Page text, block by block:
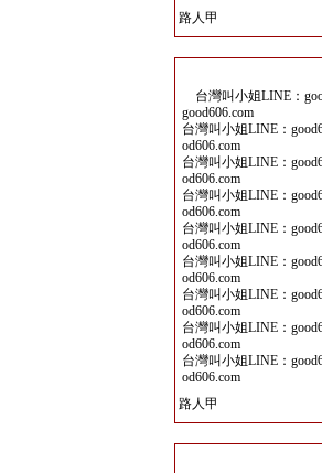
路人甲
台灣叫小姐LINE：
good606.com
台灣叫小姐LINE：
od606.com
台灣叫小姐LINE：
od606.com
台灣叫小姐LINE：
od606.com
台灣叫小姐LINE：
od606.com
台灣叫小姐LINE：
od606.com
台灣叫小姐LINE：
od606.com
台灣叫小姐LINE：
od606.com
台灣叫小姐LINE：
od606.com
路人甲